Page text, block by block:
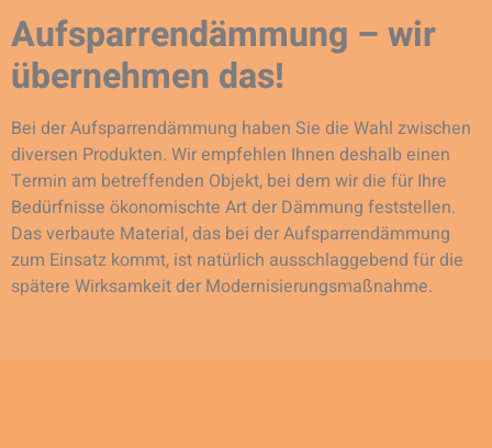
Aufsparrendämmung – wir
übernehmen das!
Bei der Aufsparrendämmung haben Sie die Wahl zwischen
diversen Produkten. Wir empfehlen Ihnen deshalb einen
Termin am betreffenden Objekt, bei dem wir die für Ihre
Bedürfnisse ökonomischte Art der Dämmung feststellen.
Das verbaute Material, das bei der Aufsparrendämmung
zum Einsatz kommt, ist natürlich ausschlaggebend für die
spätere Wirksamkeit der Modernisierungsmaßnahme.